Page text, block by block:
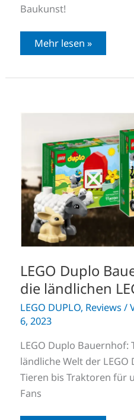
Baukunst!
Mehr lesen »
LEGO Duplo
die ländlichen
LEGO DUPLO, Reviews /
6, 2023
LEGO Duplo Bauernhof:
ländliche Welt der
Tieren bis Traktoren für
Fans
LEGO
Bauernhof:
Alles
über
ländlichen
LEGO
Sets